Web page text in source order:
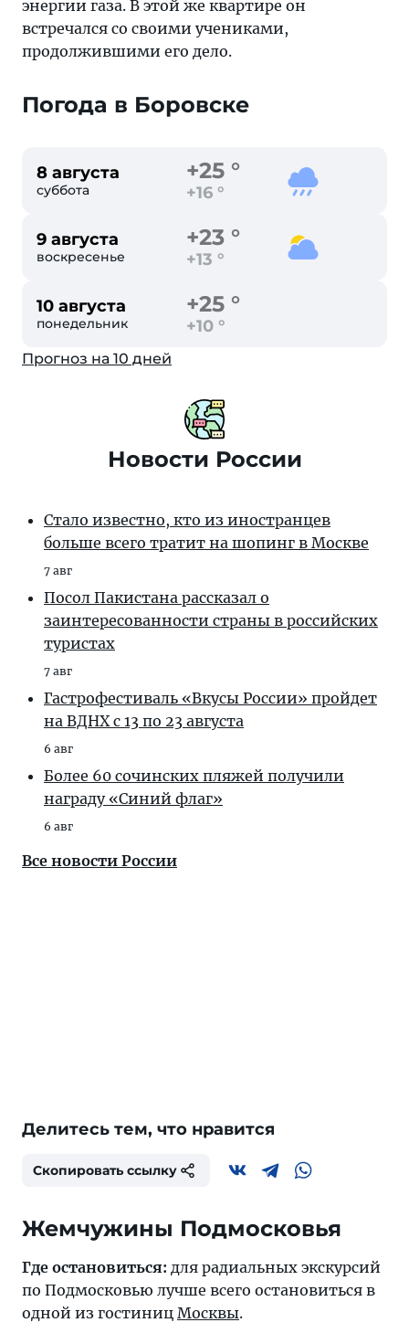
энергии газа. В этой же квартире он
встречался со своими учениками,
продолжившими его дело.
Погода в Боровске
8 августа
суббота
+25 °
+16 °
9 августа
воскресенье
+23 °
+13 °
10 августа
понедельник
+25 °
+10 °
Прогноз на 10 дней
Новости России
Стало известно, кто из иностранцев
больше всего тратит на шопинг в Москве
7 авг
Посол Пакистана рассказал о
заинтересованности страны в российских
туристах
7 авг
Гастрофестиваль «Вкусы России» пройдет
на ВДНХ с 13 по 23 августа
6 авг
Более 60 сочинских пляжей получили
награду «Синий флаг»
6 авг
Все новости России
Делитесь тем, что нравится
Скопировать ссылку
Жемчужины Подмосковья
Где остановиться: для радиальных экскурсий
по Подмосковью лучше всего остановиться в
одной из гостиниц Москвы.